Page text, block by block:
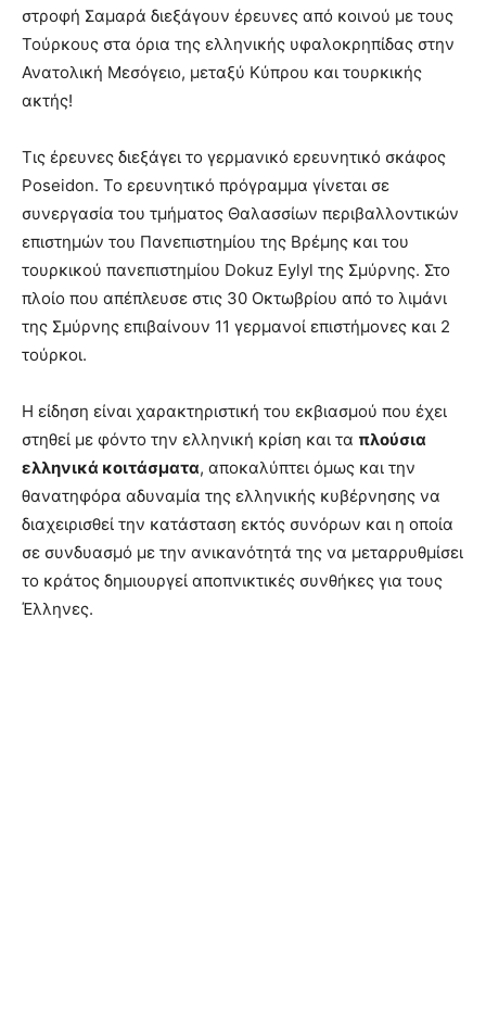
στροφή Σαμαρά διεξάγουν έρευνες από κοινού με τους
Τούρκους στα όρια της ελληνικής υφαλοκρηπίδας στην
Ανατολική Μεσόγειο, μεταξύ Κύπρου και τουρκικής
ακτής!
Τις έρευνες διεξάγει το γερμανικό ερευνητικό σκάφος
Poseidon. Το ερευνητικό πρόγραμμα γίνεται σε
συνεργασία του τμήματος Θαλασσίων περιβαλλοντικών
επιστημών του Πανεπιστημίου της Βρέμης και του
τουρκικού πανεπιστημίου Dokuz Eylyl της Σμύρνης. Στο
πλοίο που απέπλευσε στις 30 Οκτωβρίου από το λιμάνι
της Σμύρνης επιβαίνουν 11 γερμανοί επιστήμονες και 2
τούρκοι.
Η είδηση είναι χαρακτηριστική του εκβιασμού που έχει
στηθεί με φόντο την ελληνική κρίση και τα πλούσια
ελληνικά κοιτάσματα, αποκαλύπτει όμως και την
θανατηφόρα αδυναμία της ελληνικής κυβέρνησης να
διαχειρισθεί την κατάσταση εκτός συνόρων και η οποία
σε συνδυασμό με την ανικανότητά της να μεταρρυθμίσει
το κράτος δημιουργεί αποπνικτικές συνθήκες για τους
Έλληνες.